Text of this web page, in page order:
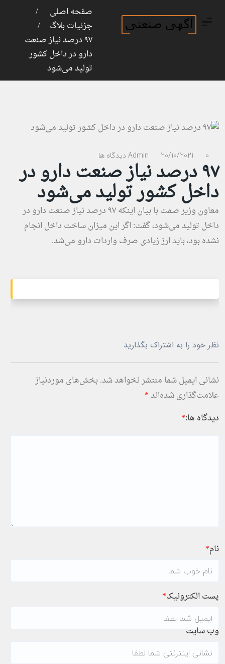
ورود
صفحه اصلی
جزئیات بلاگ
۹۷ درصد نیاز صنعت
دارو در داخل کشور
تولید می‌شود
Admin 20/10/2021 0 دیدگاه ها
۹۷ درصد نیاز صنعت دارو در
داخل کشور تولید می‌شود
معاون وزیر صمت با بیان اینکه ۹۷ درصد نیاز صنعت دارو در
داخل تولید می‌شود، گفت: اگر این میزان ساخت داخل انجام
نشده بود، باید ارز زیادی صرف واردات دارو می‌شد.
نظر خود را به اشتراک بگذارید
نشانی ایمیل شما منتشر نخواهد شد. بخش‌های موردنیاز
علامت‌گذاری شده‌اند*
دیدگاه ها:*
نام*
پست الکترونیک*
وب سایت